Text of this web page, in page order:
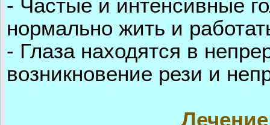
- Частые и интенсивные
нормально жить и
- Глаза находятся в
возникновение рези и